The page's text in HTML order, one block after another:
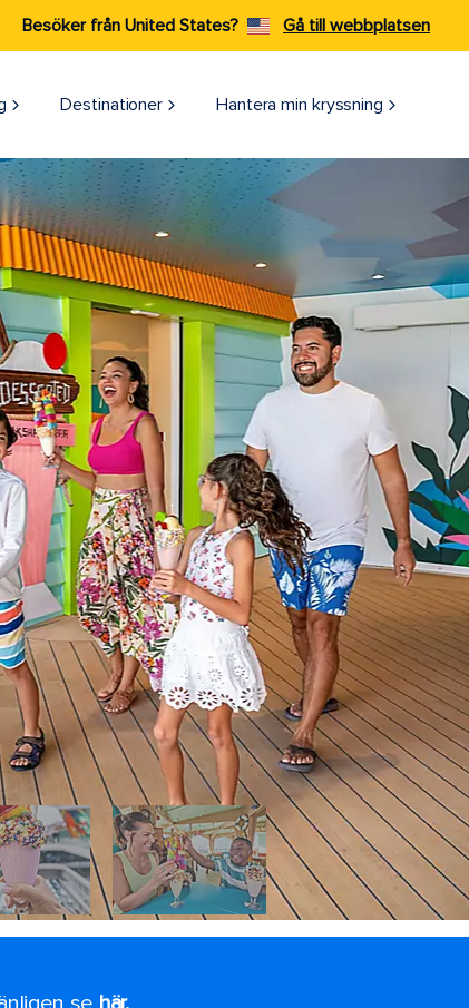
Besöker från United States? Gå till webbplatsen
Destinationer Hantera min kryssning